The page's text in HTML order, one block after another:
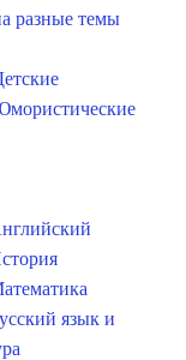
разные темы
язык и